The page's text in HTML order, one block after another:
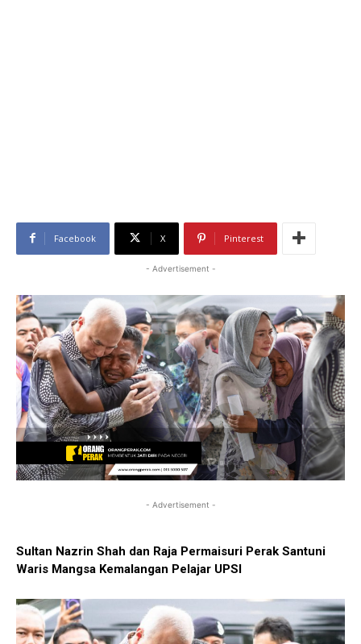
Facebook X Pinterest
- Advertisement -
- Advertisement -
Sultan Nazrin Shah dan Raja Permaisuri Perak Santuni
Waris Mangsa Kemalangan Pelajar UPSI